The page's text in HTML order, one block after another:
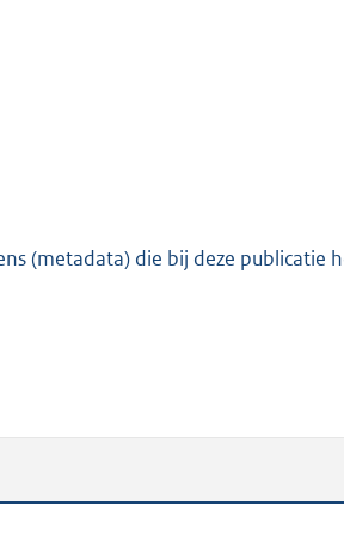
(metadata) die bij deze publicatie